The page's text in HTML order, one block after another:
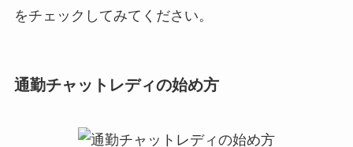
をチェックしてみてください。
通勤チャットレディの始め方